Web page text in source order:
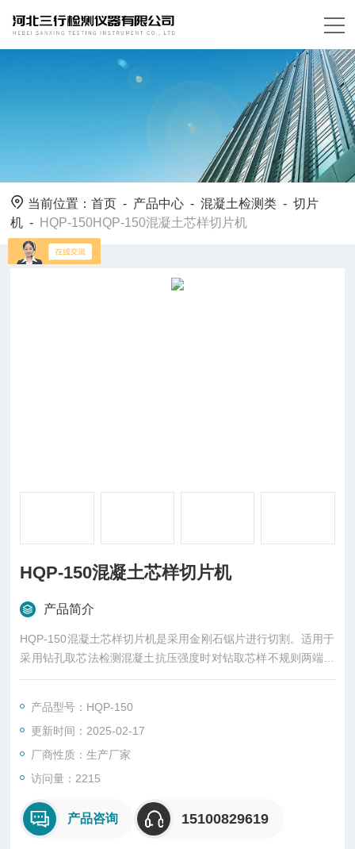
当前位置：首页 - 产品中心 -混凝土检测类 -切片
机 - HQP-150HQP-150混凝土芯样切片机
HQP-150混凝土芯样切片机
产品简介
HQP-150混凝土芯样切片机是采用金刚石锯片进行切割。适用于
采用钻孔取芯法检测混凝土抗压强度时对钻取芯样不规则两端面
进行锯片，以达到使芯样具有较规则两端面，及要求的长度。本
崩损现象。
产品型号：HQP-150
更新时间：2025-02-17
厂商性质：生产厂家
访问量：2215
产品咨询 15100829619